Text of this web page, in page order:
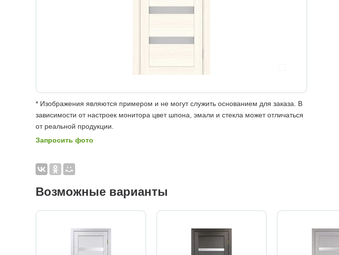
* Изображения являются примером и не могут служить основанием для заказа. В
зависимости от настроек монитора цвет шпона, эмали и стекла может отличаться
от реальной продукции.
Запросить фото
Возможные варианты